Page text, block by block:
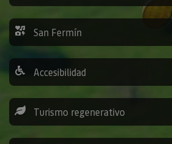
San Fermín
Accesibilidad
Turismo regenerativo